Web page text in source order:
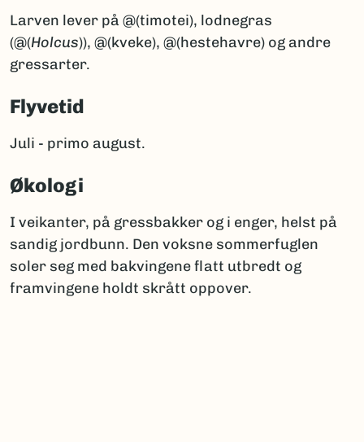
Larven lever på @(timotei), lodnegras
(@(Holcus)), @(kveke), @(hestehavre) og andre
gressarter.
Flyvetid
Juli - primo august.
Økologi
I veikanter, på gressbakker og i enger, helst på
sandig jordbunn. Den voksne sommerfuglen
soler seg med bakvingene flatt utbredt og
framvingene holdt skrått oppover.